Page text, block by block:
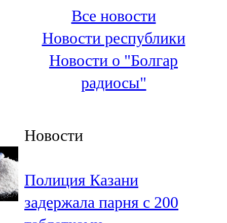
100,3 FM
Зәй
106,6 FM
Кадыбаш
105,2 FM
91,5 FM
106,1 FM
Кама тамагы
Все новости
Новости республики
Новости о "Болгар
радиосы"
Новости
Полиция Казани
задержала парня с 200